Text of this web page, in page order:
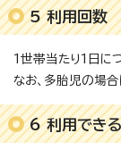
5 利用回数
1世帯当たり1日に
なお、多胎児の場
6 利用できる